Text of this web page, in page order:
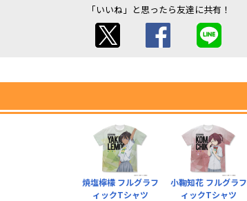
「いいね」と思ったら友達に共有！
焼塩檸檬 フルグラフ
ィックTシャツ
小鞠知花 フルグラフ
ィックTシャツ